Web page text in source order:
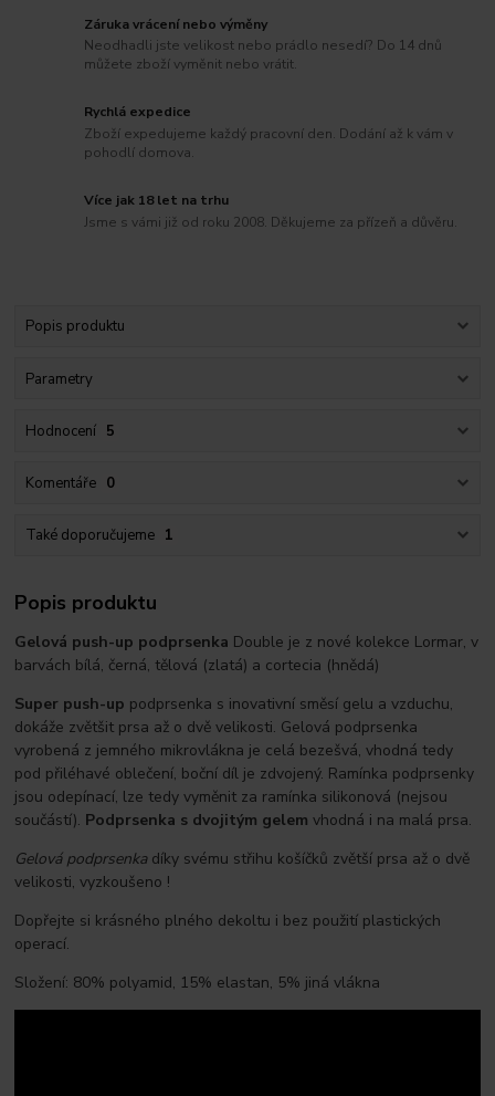
Záruka vrácení nebo výměny
Neodhadli jste velikost nebo prádlo nesedí? Do 14 dnů
můžete zboží vyměnit nebo vrátit.
Rychlá expedice
Zboží expedujeme každý pracovní den. Dodání až k vám v
pohodlí domova.
Více jak 18 let na trhu
Jsme s vámi již od roku 2008. Děkujeme za přízeň a důvěru.
Popis produktu
Parametry
Hodnocení 5
Komentáře 0
Také doporučujeme 1
Popis produktu
Gelová push-up podprsenka Double je z nové kolekce Lormar, v
barvách bílá, černá, tělová (zlatá) a cortecia (hnědá)
Super push-up podprsenka s inovativní směsí gelu a vzduchu,
dokáže zvětšit prsa až o dvě velikosti. Gelová podprsenka
vyrobená z jemného mikrovlákna je celá bezešvá, vhodná tedy
pod přiléhavé oblečení, boční díl je zdvojený. Ramínka podprsenky
jsou odepínací, lze tedy vyměnit za ramínka silikonová (nejsou
součástí). Podprsenka s dvojitým gelem vhodná i na malá prsa.
Gelová podprsenka díky svému střihu košíčků zvětší prsa až o dvě
velikosti, vyzkoušeno !
Dopřejte si krásného plného dekoltu i bez použití plastických
operací.
Složení: 80% polyamid, 15% elastan, 5% jiná vlákna